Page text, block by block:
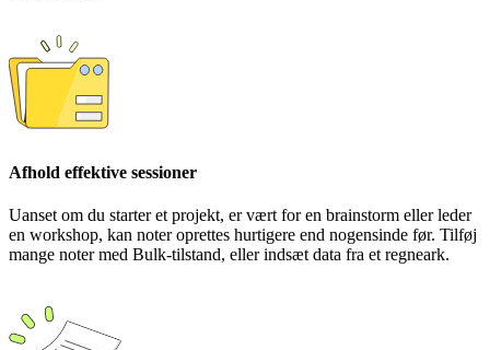
Afhold effektive sessioner
Uanset om du starter et projekt, er vært for en brainstorm eller leder
en workshop, kan noter oprettes hurtigere end nogensinde før. Tilføj
mange noter med Bulk-tilstand, eller indsæt data fra et regneark.